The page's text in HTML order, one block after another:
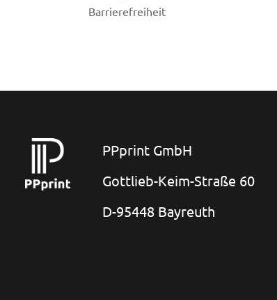
Barrierefreiheit
PPprint GmbH
Gottlieb-Keim-Straße 60
D-95448 Bayreuth